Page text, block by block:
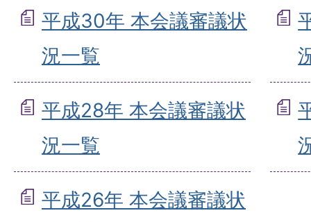
平成30年 本会議審議状
況一覧
平成28年 本会議審議状
況一覧
平成26年 本会議審議状